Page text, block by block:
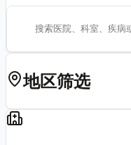
地区筛选